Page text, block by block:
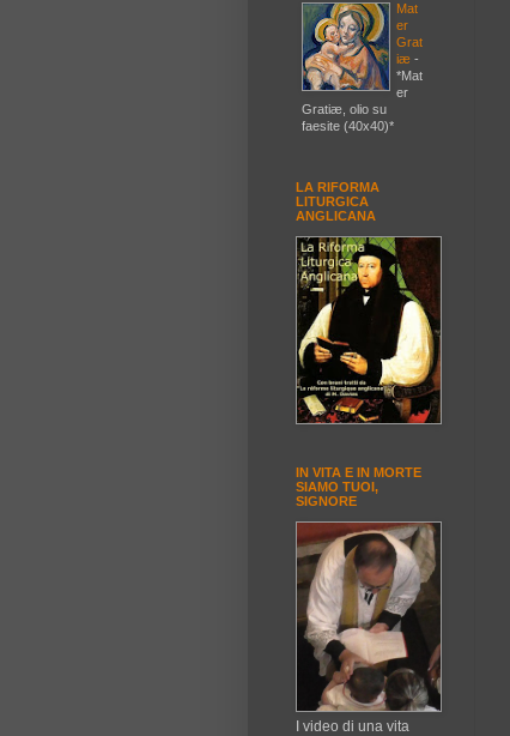
Mat
er
Grat
iæ -
*Mat
er
Gratiæ, olio su
faesite (40x40)*
LA RIFORMA
LITURGICA
ANGLICANA
IN VITA E IN MORTE
SIAMO TUOI,
SIGNORE
I video di una vita